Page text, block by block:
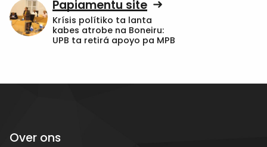
Papiamentu site
Krísis polítiko ta lanta
kabes atrobe na Boneiru:
UPB ta retirá apoyo pa MPB
Over ons